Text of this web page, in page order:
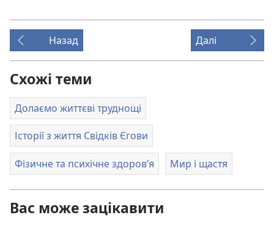
Назад Далі
Схожі теми
Долаємо життєві труднощі
Історії з життя Свідків Єгови
Фізичне та психічне здоров’я Мир і щастя
Вас може зацікавити